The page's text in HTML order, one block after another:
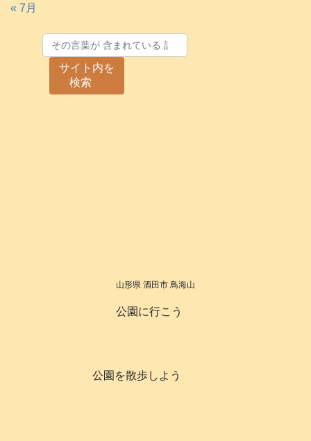
« 7月
サイト内を
検索
山形県 酒田市 鳥海山
公園に行こう
公園を散歩しよう